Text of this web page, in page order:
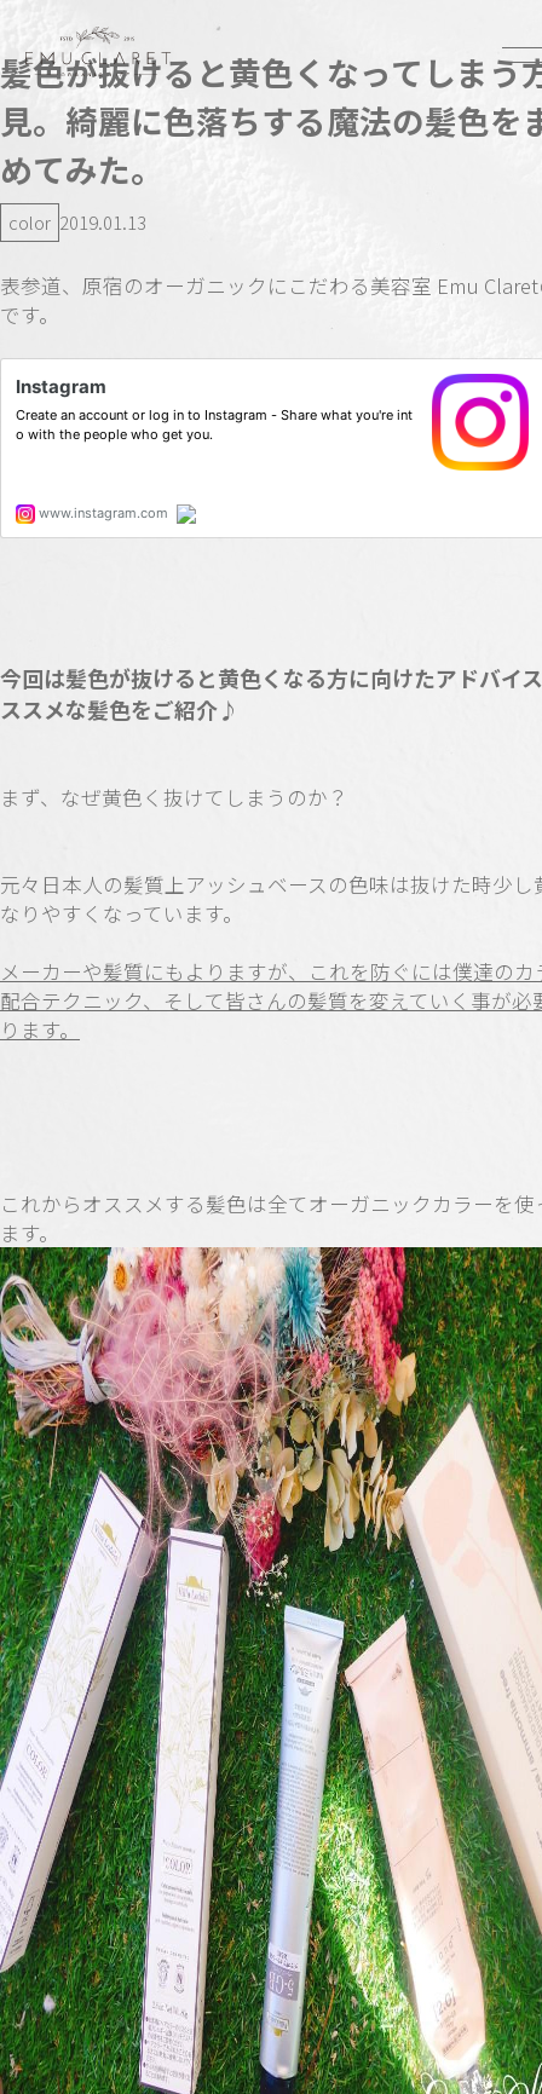
髪色が抜けると黄色くなってしまう
見。綺麗に色落ちする魔法の髪色を
めてみた。
color 2019.01.13
表参道、原宿のオーガニックにこだわる美容室 Emu
です。
今回は髪色が抜けると黄色くなる方に向けたアドバイ
ススメな髪色をご紹介♪
まず、なぜ黄色く抜けてしまうのか？
元々日本人の髪質上アッシュベースの色味は抜けた時少し
なりやすくなっています。
メーカーや髪質にもよりますが、これを防ぐには僕達のカ
配合テクニック、そして皆さんの髪質を変えていく事が必
ります。
これからオススメする髪色は全てオーガニックカラーを使
ます。